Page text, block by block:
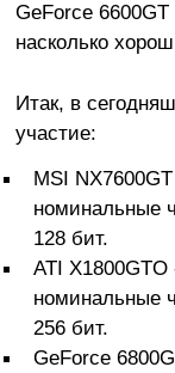
GeForce
насколько
Итак, в
участие:
MSI
номинальные
128 бит.
ATI X1800GTO
номинальные
256 бит.
GeForce